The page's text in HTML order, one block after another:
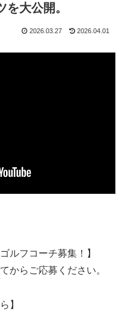
大公開。
2026.03.27 2026.04.01
ルフコーチ募集！】
からご応募ください。
】